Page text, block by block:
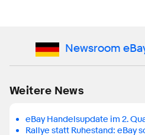
Newsroom
Weitere News
eBay Handelsupdate im 2.
Rallye statt Ruhestand: eBay